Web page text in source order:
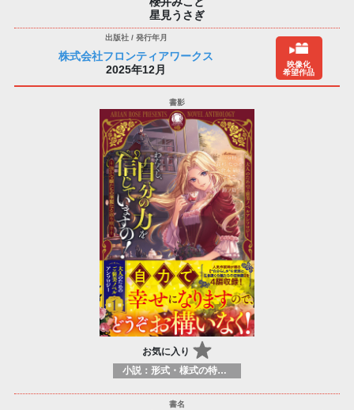
星見うさぎ
株式会社フロンティアワークス
2025年12月
映像化
希望作品
お気に入り
小説：形式・様式の特徴：ラノベ（ライトノベルズ）